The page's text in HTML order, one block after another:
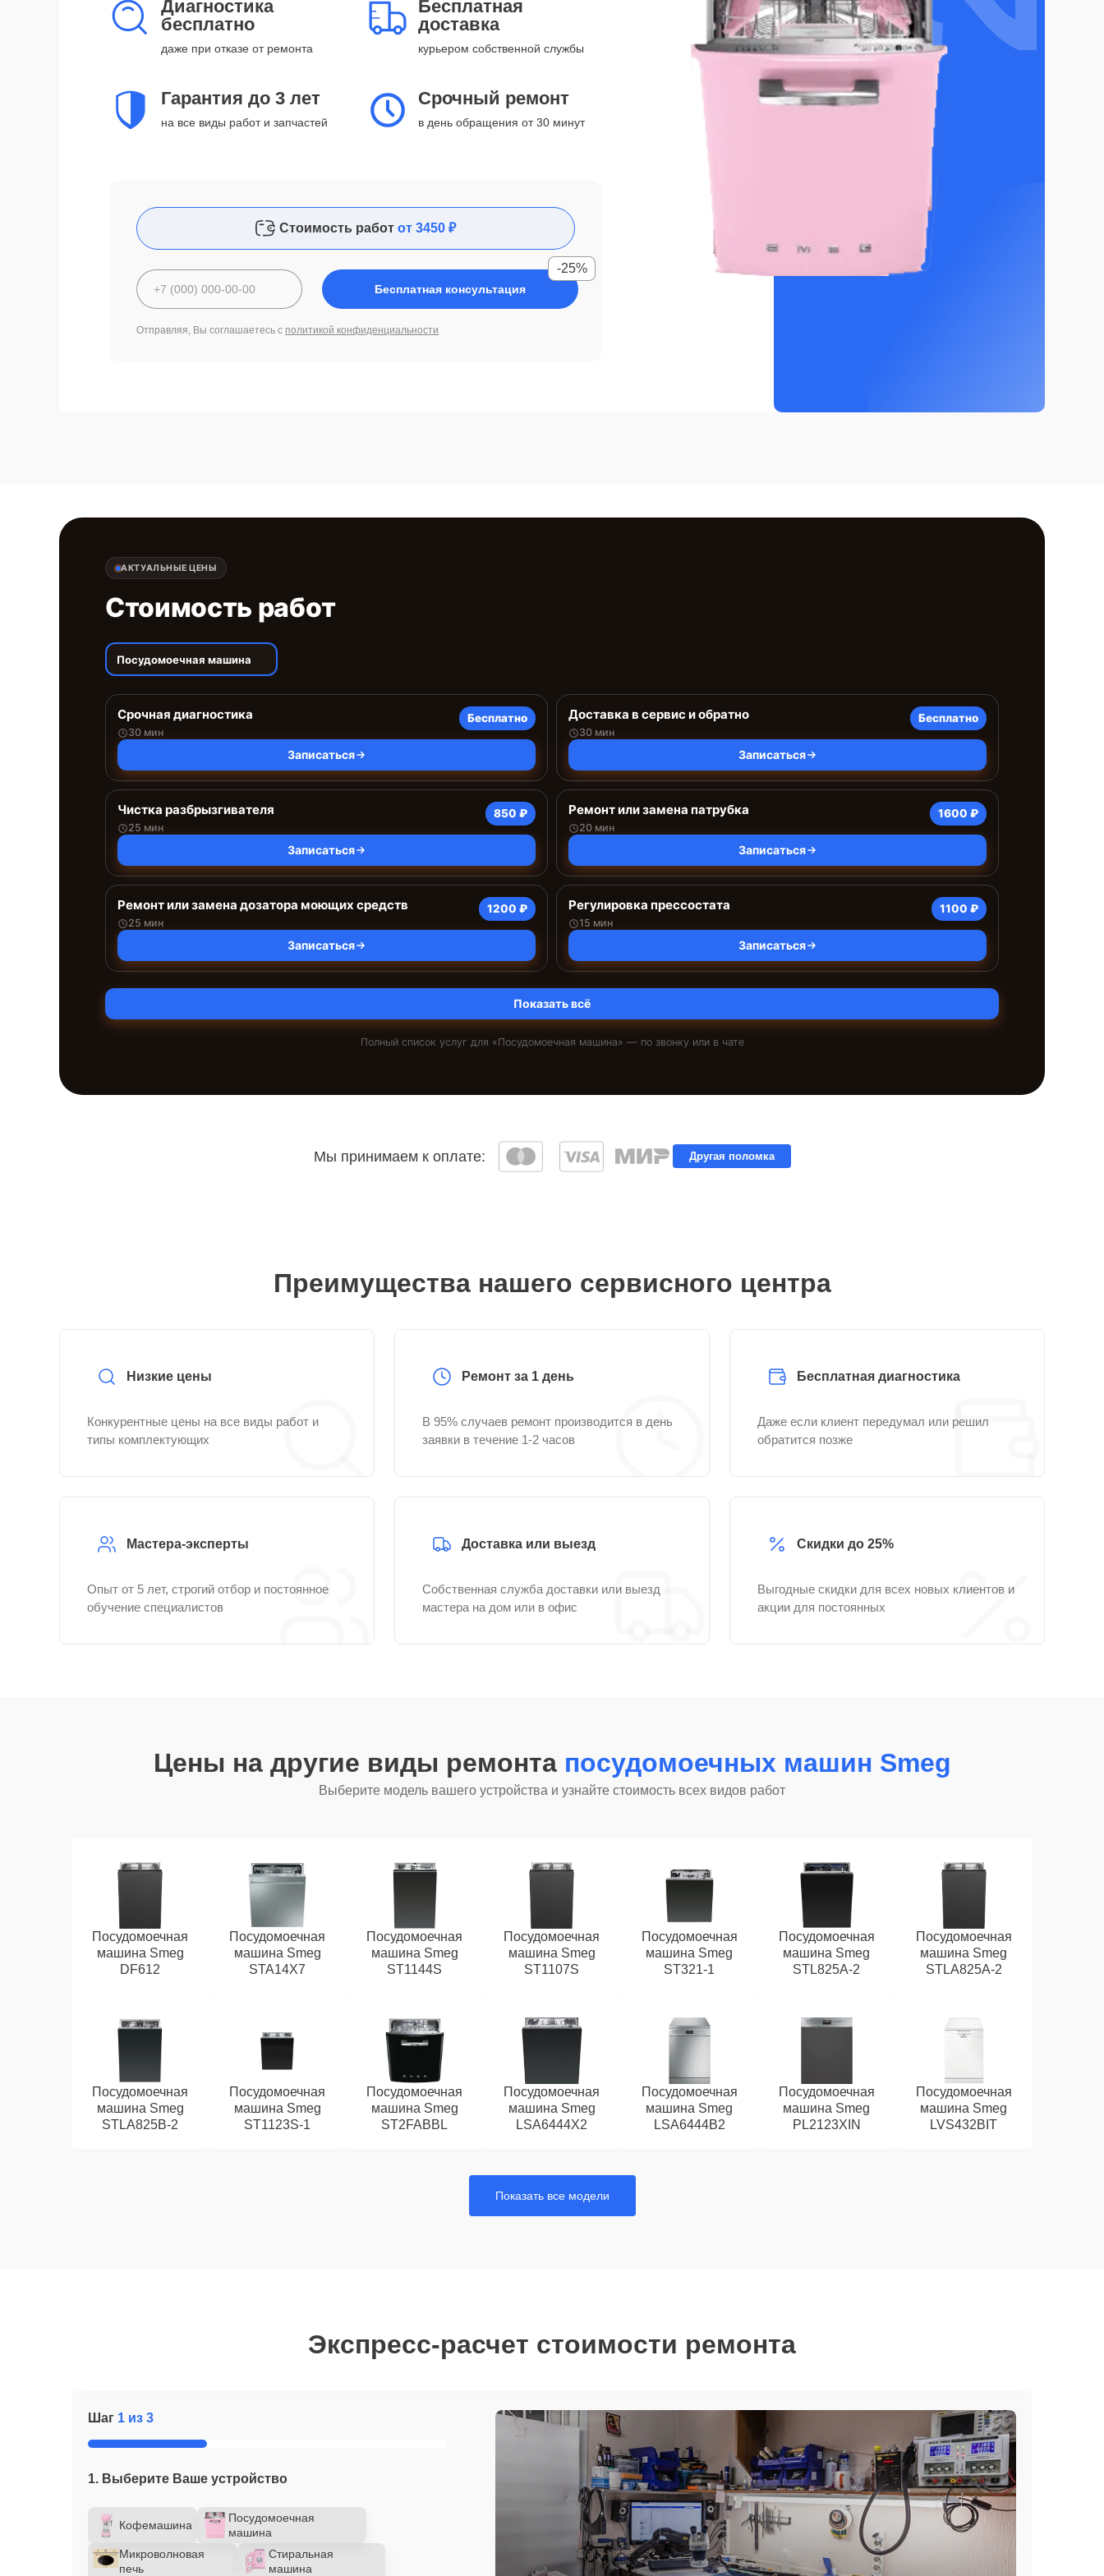
Диагностика
бесплатно
даже при отказе от ремонта
Бесплатная
доставка
курьером собственной службы
Гарантия до 3 лет
на все виды работ и запчастей
Срочный ремонт
в день обращения от 30 минут
Стоимость работ от 3450 ₽
Бесплатная консультация
-25%
Отправляя, Вы соглашаетесь с политикой конфиденциальности
АКТУАЛЬНЫЕ ЦЕНЫ
Стоимость работ
Посудомоечная машина
Срочная диагностика
30 мин
Бесплатно
Записаться
Доставка в сервис и обратно
30 мин
Бесплатно
Записаться
Чистка разбрызгивателя
25 мин
850 ₽
Записаться
Ремонт или замена патрубка
20 мин
1600 ₽
Записаться
Ремонт или замена дозатора моющих средств
25 мин
1200 ₽
Записаться
Регулировка прессостата
15 мин
1100 ₽
Записаться
Показать всё
Полный список услуг для «Посудомоечная машина» — по звонку или в чате
Мы принимаем к оплате: Другая поломка
Преимущества нашего сервисного центра
Низкие цены
Конкурентные цены на все виды работ и
типы комплектующих
Ремонт за 1 день
В 95% случаев ремонт производится в день
заявки в течение 1-2 часов
Бесплатная диагностика
Даже если клиент передумал или решил
обратится позже
Мастера-эксперты
Опыт от 5 лет, строгий отбор и постоянное
обучение специалистов
Доставка или выезд
Собственная служба доставки или выезд
мастера на дом или в офис
Скидки до 25%
Выгодные скидки для всех новых клиентов и
акции для постоянных
Цены на другие виды ремонта посудомоечных машин Smeg
Выберите модель вашего устройства и узнайте стоимость всех видов работ
Посудомоечная
машина Smeg
DF612
Посудомоечная
машина Smeg
STA14X7
Посудомоечная
машина Smeg
ST1144S
Посудомоечная
машина Smeg
ST1107S
Посудомоечная
машина Smeg
ST321-1
Посудомоечная
машина Smeg
STL825A-2
Посудомоечная
машина Smeg
STLA825A-2
Посудомоечная
машина Smeg
STLA825B-2
Посудомоечная
машина Smeg
ST1123S-1
Посудомоечная
машина Smeg
ST2FABBL
Посудомоечная
машина Smeg
LSA6444X2
Посудомоечная
машина Smeg
LSA6444B2
Посудомоечная
машина Smeg
PL2123XIN
Посудомоечная
машина Smeg
LVS432BIT
Показать все модели
Экспресс-расчет стоимости ремонта
Шаг 1 из 3
1. Выберите Ваше устройство
Кофемашина
Посудомоечная
машина
Микроволновая
печь
Стиральная
машина